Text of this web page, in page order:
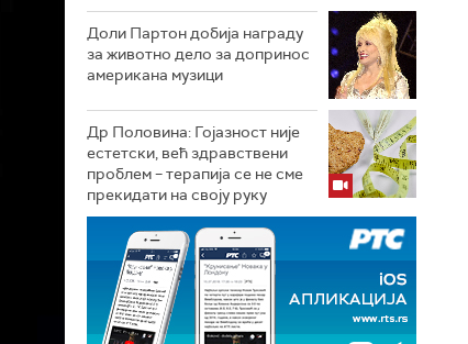
Доли Партон добија награду
за животно дело за допринос
американа музици
Др Половина: Гојазност није
естетски, већ здравствени
проблем – терапија се не сме
прекидати на своју руку